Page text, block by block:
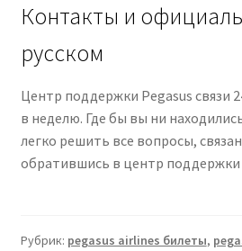
Контакты и
русском
Центр поддержки Pegasus связи
в неделю. Где бы вы ни
легко решить все вопросы,
обратившись в центр
Рубрик: pegasus airlines билеты,